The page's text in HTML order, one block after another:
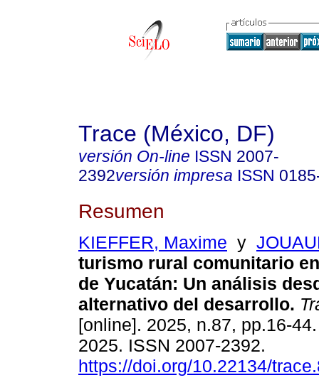
Trace (México, DF)
versión On-line ISSN 2007-
2392versión impresa ISSN
Resumen
KIEFFER, Maxime y
turismo rural comunitario
de Yucatán: Un análisis
alternativo del desarrollo.
[online]. 2025, n.87, pp.16-
2025. ISSN 2007-2392.
https://doi.org/10.22134/